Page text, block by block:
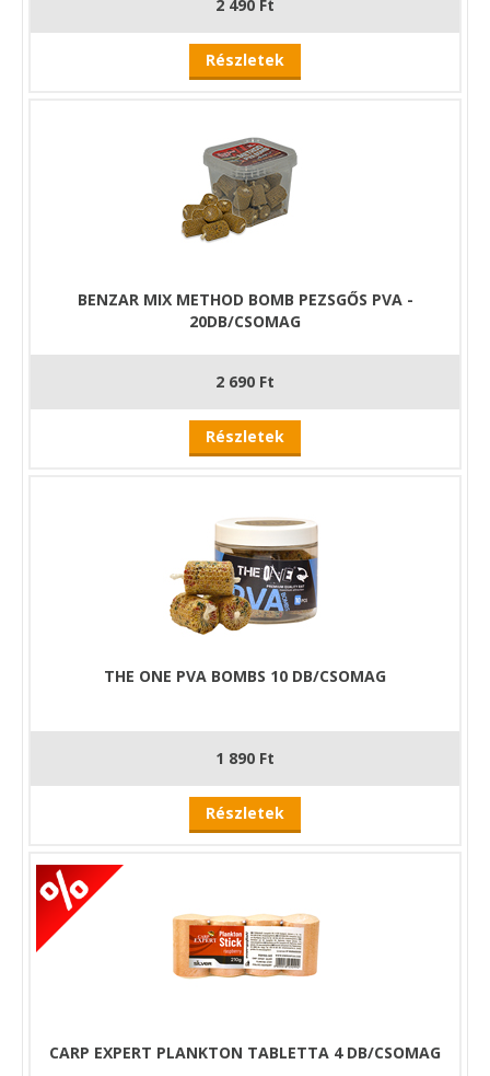
2 490 Ft
Részletek
BENZAR MIX METHOD BOMB PEZSGŐS PVA -
20DB/CSOMAG
2 690 Ft
Részletek
THE ONE PVA BOMBS 10 DB/CSOMAG
1 890 Ft
Részletek
CARP EXPERT PLANKTON TABLETTA 4 DB/CSOMAG